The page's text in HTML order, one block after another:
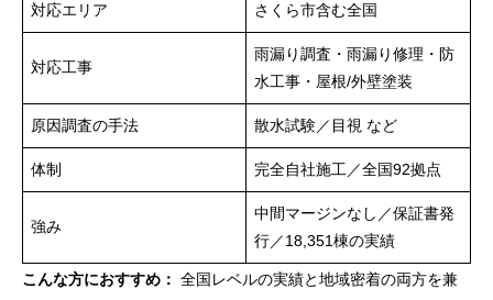
対応エリア さくら市含む全国
対応工事
雨漏り調査・雨漏り修理・防
水工事・屋根/外壁塗装
原因調査の手法 散水試験／目視 など
体制 完全自社施工／全国92拠点
強み
中間マージンなし／保証書発
行／18,351棟の実績
こんな方におすすめ： 全国レベルの実績と地域密着の両方を兼